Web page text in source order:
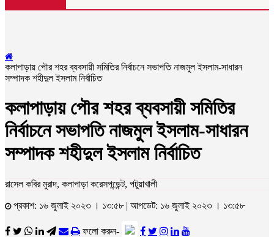
কলাপাড়ায় পৌর শহর ব্যবসায়ী সমিতির নির্বাচনে সভাপতি নাজমুল ইসলাম-সাধারন
সম্পাদক শহীদুল ইসলাম নির্বাচিত
কলাপাড়ায় পৌর শহর ব্যবসায়ী সমিতির
নির্বাচনে সভাপতি নাজমুল ইসলাম-সাধারন
সম্পাদক শহীদুল ইসলাম নির্বাচিত
রাসেল কবির মুরাদ, কলাপাড়া করেসপন্ডেন্ট, পটুয়াখালী
প্রকাশ: ১৬ জুলাই ২০২৩ । ১৩:৫৮ | আপডেট: ১৬ জুলাই ২০২৩ । ১৩:৫৮
ফলো করুন-